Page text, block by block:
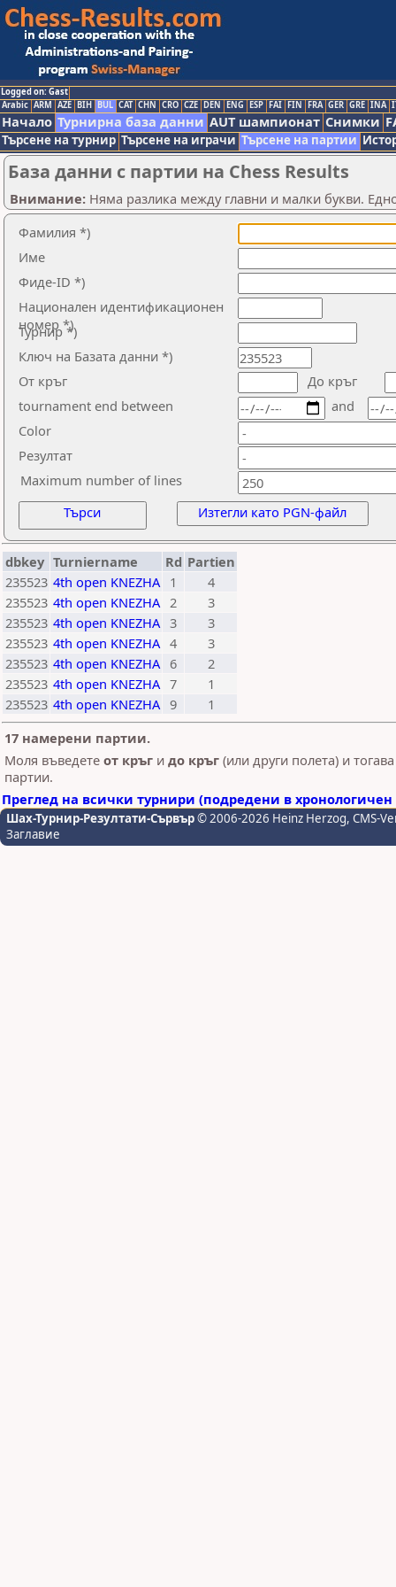
Logged on: Gast
Arabic ARM AZE BIH BUL CAT CHN CRO CZE DEN ENG ESP FAI FIN FRA GER GRE INA
Начало Турнирна база данни AUT шампионат Снимки
Търсене на турнир Търсене на играчи Търсене на партии
База данни с партии на Chess Results
Внимание: Няма разлика между главни и малки букви.
Фамилия *)
Име
Фиде-ID *)
Национален идентификационен
номер *)
Турнир *)
Ключ на Базата данни *)
От кръг
До кръг
tournament end between
Color
Резултат
and
Maximum number of lines
Търси
Изтегли като PGN-файл
dbkey Turniername Rd Partien
235523 4th open KNEZHA 1
4
235523 4th open KNEZHA 2
3
235523 4th open KNEZHA 3
3
235523 4th open KNEZHA 4
3
235523 4th open KNEZHA 6
2
235523 4th open KNEZHA 7
1
235523 4th open KNEZHA 9
1
17 намерени партии.
Моля въведете от кръг и до кръг (или други полета) и
партии.
Преглед на всички турнири (подредени в
Шах-Турнир-Резултати-Сървър© 2006-2026 Heinz Herzog, CMS-
Заглавие